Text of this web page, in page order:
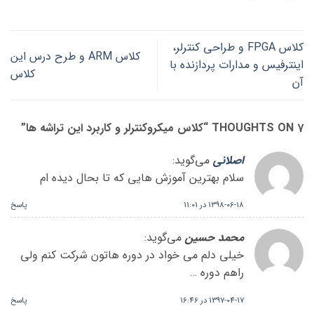
کلاس FPGA و طراحی کنترلر،
اینترفیس و مدارات پردازنده با
آن
کلاس ARM و طرح درس این
کلاس
7 THOUGHTS ON “ کلاس میکروکنترلر و کاربرد این تراشه ها”
اصلانی می‌گوید:
سلام بهترین آموزش هایی که تا بحال دیده ام
1398-06-18 در 11:01 پاسخ
محمد حسین می‌گوید:
خیلی دلم می خواد در دوره هاتون شرکت کنم ولی
راهم دوره …
1397-04-17 در 16:46 پاسخ